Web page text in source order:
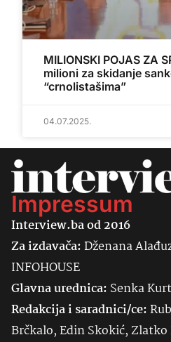
MILIONSKI POJAS ZA
milioni za skidanje
“crnolistašima”
04.07.2025.
Impressum
Interview.ba od 2016
Za izdavača:Dženana
INFOHOUSE
Glavna urednica: SenkaKurt
Redakcija i saradnici/ce:
Brčkalo, Edin Skokić, Zlatko